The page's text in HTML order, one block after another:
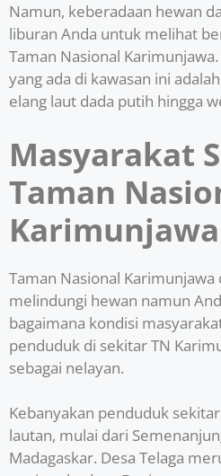
Namun, keberadaan hewan
liburan Anda untuk melihat
Taman Nasional
yang ada di kawasan ini
elang laut dada putih hingga
Masyarakat
Taman
Karimunjawa
Taman Nasional
melindungi hewan namun
bagaimana kondisi
penduduk di sekitar TN
sebagai nelayan.
Kebanyakan penduduk
lautan, mulai dari
Madagaskar. Desa Telaga